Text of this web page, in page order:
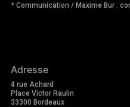
* Communication / Maxime Bur :
Adresse
4 rue Achard
Place Victor Raulin
33300 Bordeaux